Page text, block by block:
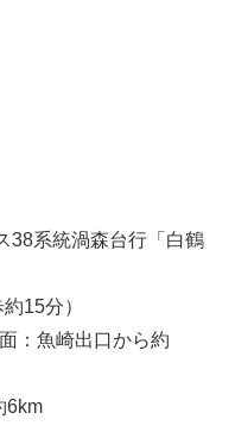
38系統渦森台行「白鶴
15分）
：魚崎出口から約
6km